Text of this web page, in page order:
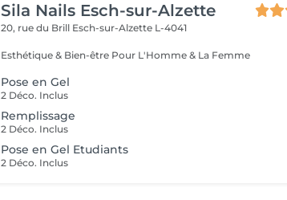
Sila Nails Esch-sur-Alzette
20, rue du Brill Esch-sur-Alzette L-4041
Esthétique & Bien-être Pour L'Homme & La Femme
Pose en Gel
2 Déco. Inclus
Remplissage
2 Déco. Inclus
Pose en Gel Etudiants
2 Déco. Inclus